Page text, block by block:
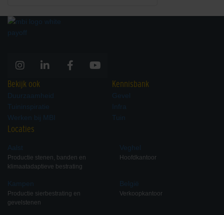
Bekijk ook
Duurzaamheid
Tuininspiratie
Werken bij MBI
Kennisbank
Gevel
Infra
Tuin
Locaties
Aalst
Productie stenen, banden en
klimaatadaptieve bestrating
Kampen
Productie sierbestrating en
gevelstenen
Veghel
Hoofdkantoor
België
Verkoopkantoor